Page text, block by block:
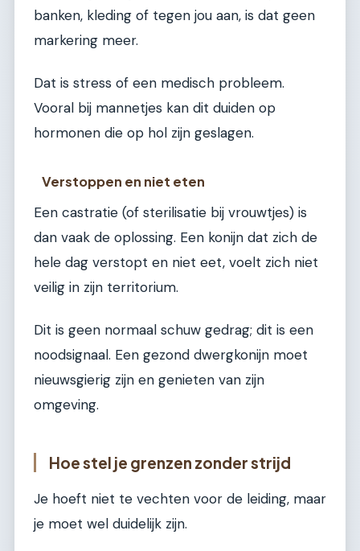
banken, kleding of tegen jou aan, is dat geen
markering meer.
Dat is stress of een medisch probleem.
Vooral bij mannetjes kan dit duiden op
hormonen die op hol zijn geslagen.
Verstoppen en niet eten
Een castratie (of sterilisatie bij vrouwtjes) is
dan vaak de oplossing. Een konijn dat zich de
hele dag verstopt en niet eet, voelt zich niet
veilig in zijn territorium.
Dit is geen normaal schuw gedrag; dit is een
noodsignaal. Een gezond dwergkonijn moet
nieuwsgierig zijn en genieten van zijn
omgeving.
Hoe stel je grenzen zonder strijd
Je hoeft niet te vechten voor de leiding, maar
je moet wel duidelijk zijn.